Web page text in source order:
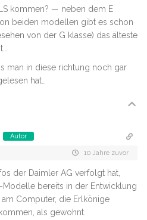
kommen? — neben dem E
beiden modellen gibt es schon
von der G klasse) das älteste
man in diese richtung noch gar
hat…
Autor
10 Jahre zuvor
der Daimler AG verfolgt hat,
bereits in der Entwicklung
Computer, die Erlkönige
als gewohnt.